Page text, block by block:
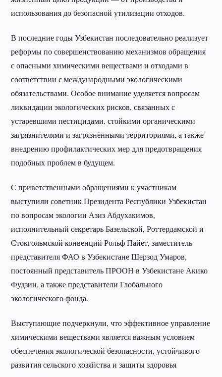
использования до безопасной утилизации отходов.
В последние годы Узбекистан последовательно реализует
реформы по совершенствованию механизмов обращения
с опасными химическими веществами и отходами в
соответствии с международными экологическими
обязательствами. Особое внимание уделяется вопросам
ликвидации экологических рисков, связанных с
устаревшими пестицидами, стойкими органическими
загрязнителями и загрязнёнными территориями, а также
внедрению профилактических мер для предотвращения
подобных проблем в будущем.
С приветственными обращениями к участникам
выступили советник Президента Республики Узбекистан
по вопросам экологии Азиз Абдухакимов,
исполнительный секретарь Базельской, Роттердамской и
Стокгольмской конвенций Рольф Пайет, заместитель
представителя ФАО в Узбекистане Шерзод Умаров,
постоянный представитель ПРООН в Узбекистане Акико
Фудзии, а также представители Глобального
экологического фонда.
Выступающие подчеркнули, что эффективное управление
химическими веществами является важным условием
обеспечения экологической безопасности, устойчивого
развития сельского хозяйства и защиты здоровья